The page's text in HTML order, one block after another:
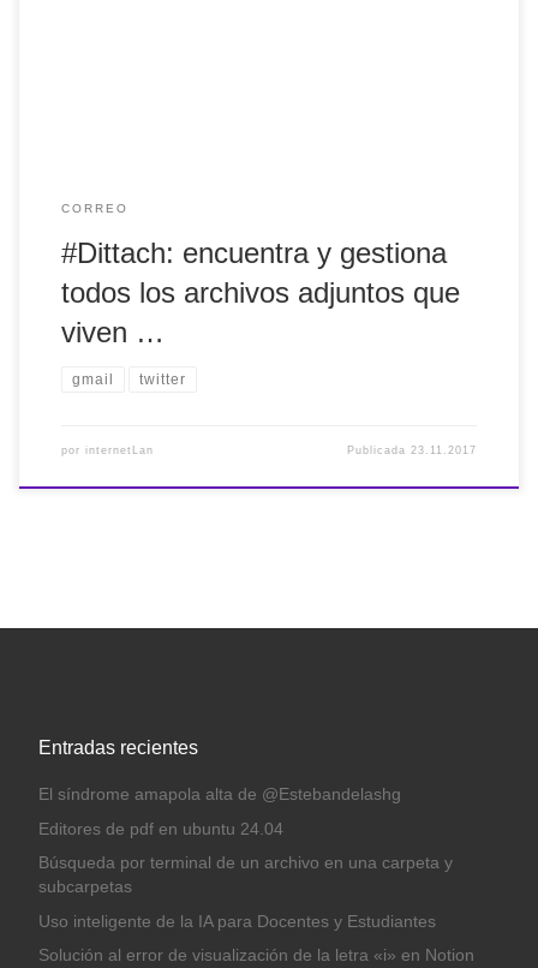
CORREO
#Dittach: encuentra y gestiona
todos los archivos adjuntos que
viven …
gmail twitter
por internetLan Publicada 23.11.2017
Entradas recientes
El síndrome amapola alta de @Estebandelashg
Editores de pdf en ubuntu 24.04
Búsqueda por terminal de un archivo en una carpeta y
subcarpetas
Uso inteligente de la IA para Docentes y Estudiantes
Solución al error de visualización de la letra «i» en Notion